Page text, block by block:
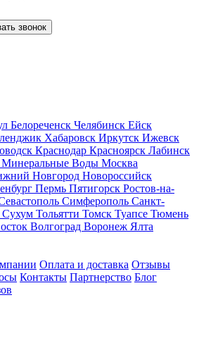
звонок
Белореченск Челябинск Ейск
Хабаровск Иркутск Ижевск
Краснодар Красноярск Лабинск
Минеральные Воды Москва
Новгород Новороссийск
Пермь Пятигорск Ростов-на-
Симферополь Санкт-
Сухум Тольятти Томск Туапсе Тюмень
Волгоград Воронеж Ялта
Оплата и доставка Отзывы
Контакты Партнерство Блог